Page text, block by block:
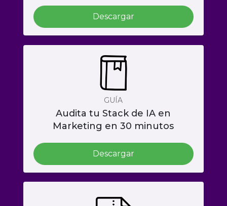
Descargar
GUÍA
Audita tu Stack de IA en
Marketing en 30 minutos
Descargar